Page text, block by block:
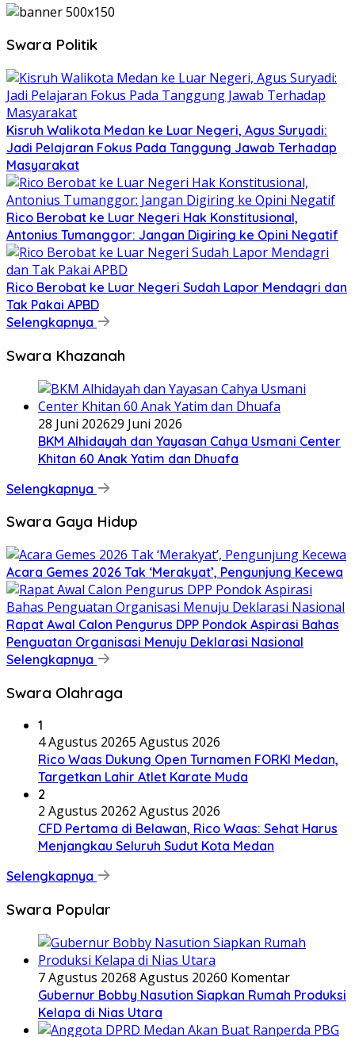
Swara Politik
Kisruh Walikota Medan ke Luar Negeri, Agus Suryadi:
Jadi Pelajaran Fokus Pada Tanggung Jawab Terhadap
Masyarakat
Rico Berobat ke Luar Negeri Hak Konstitusional,
Antonius Tumanggor: Jangan Digiring ke Opini Negatif
Rico Berobat ke Luar Negeri Sudah Lapor Mendagri dan
Tak Pakai APBD
Selengkapnya
Swara Khazanah
28 Juni 202629 Juni 2026
BKM Alhidayah dan Yayasan Cahya Usmani Center
Khitan 60 Anak Yatim dan Dhuafa
Selengkapnya
Swara Gaya Hidup
Acara Gemes 2026 Tak ‘Merakyat’, Pengunjung Kecewa
Rapat Awal Calon Pengurus DPP Pondok Aspirasi Bahas
Penguatan Organisasi Menuju Deklarasi Nasional
Selengkapnya
Swara Olahraga
1
4 Agustus 20265 Agustus 2026
Rico Waas Dukung Open Turnamen FORKI Medan,
Targetkan Lahir Atlet Karate Muda
2
2 Agustus 20262 Agustus 2026
CFD Pertama di Belawan, Rico Waas: Sehat Harus
Menjangkau Seluruh Sudut Kota Medan
Selengkapnya
Swara Popular
7 Agustus 20268 Agustus 20260 Komentar
Gubernur Bobby Nasution Siapkan Rumah Produksi
Kelapa di Nias Utara